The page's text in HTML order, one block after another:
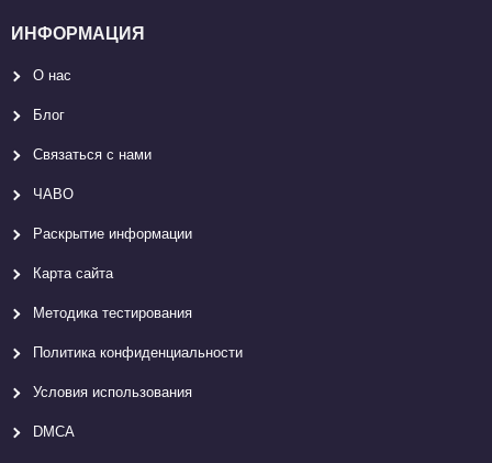
ИНФОРМАЦИЯ
О нас
Блог
Связаться с нами
ЧАВО
Раскрытие информации
Карта сайтa
Методика тестирования
Политика конфиденциальности
Условия использования
DMCA